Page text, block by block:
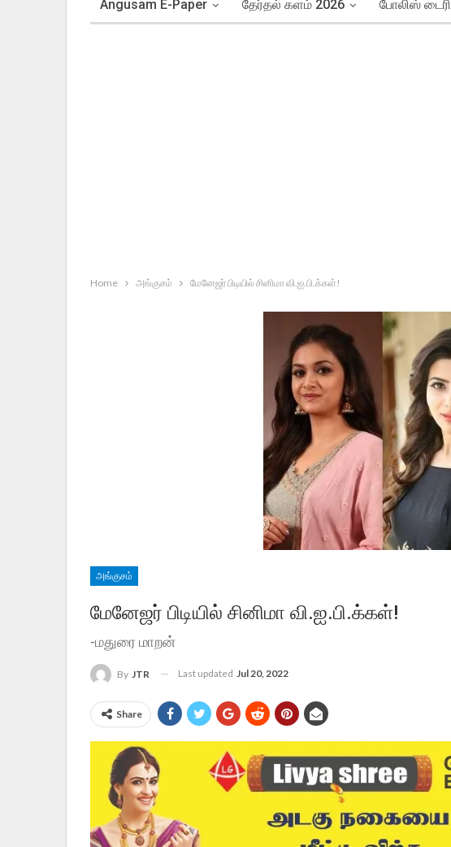
Angusam E-Paper தேர்தல் களம் 2026 போலிஸ் டைரி
Home அங்குசம் மேனேஜர் பிடியில் சினிமா வி.ஐ.பி.க்கள்!
அங்குசம்
மேனேஜர் பிடியில் சினிமா வி.ஐ.பி.க்கள்!
-மதுரை மாறன்
By JTR Last updated Jul 20, 2022
Share